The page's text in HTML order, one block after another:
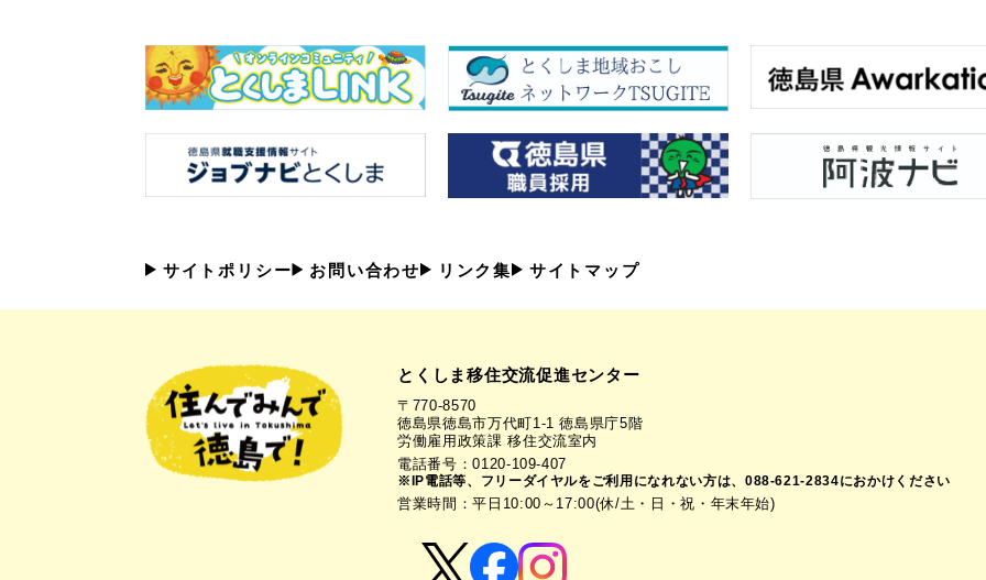
サイトポリシー お問い合わせ リンク集 サイトマップ
とくしま移住交流促進センター
〒770-8570
徳島県徳島市万代町1-1 徳島県庁5階
労働雇用政策課 移住交流室内
電話番号：0120-109-407
※IP電話等、フリーダイヤルをご利用になれない方は、088-621-2834におかけください
営業時間：平日10:00～17:00(休/土・日・祝・年末年始)